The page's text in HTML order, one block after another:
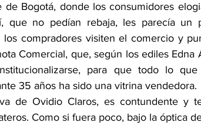
de Bogotá, donde los consumidores
que no pedían rebaja, les parecía
los compradores visiten el comercio y
Comercial, que, según los ediles Edna
para que todo lo
35 años ha sido una vitrina vendedora.
de Ovidio Claros, es contundente y
Como si fuera poco, bajo la óptica